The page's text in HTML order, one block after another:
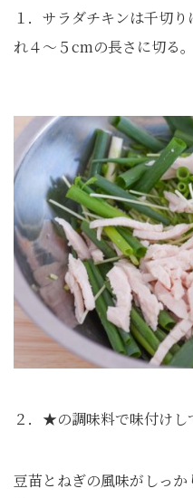
１．サラダチキンは千切
れ４～５cmの長さに切る。
２．★の調味料で味付けし
豆苗とねぎの風味がしっ